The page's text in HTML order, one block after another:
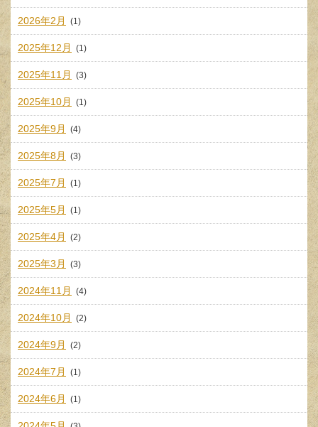
2026年2月 (1)
2025年12月 (1)
2025年11月 (3)
2025年10月 (1)
2025年9月 (4)
2025年8月 (3)
2025年7月 (1)
2025年5月 (1)
2025年4月 (2)
2025年3月 (3)
2024年11月 (4)
2024年10月 (2)
2024年9月 (2)
2024年7月 (1)
2024年6月 (1)